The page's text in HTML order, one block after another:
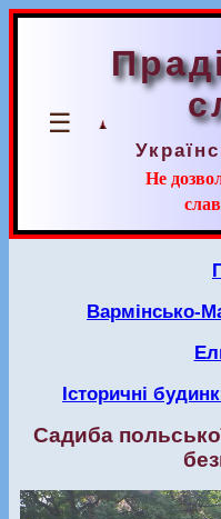
☰
Не
Вармінсько-
Історичні
Садиба